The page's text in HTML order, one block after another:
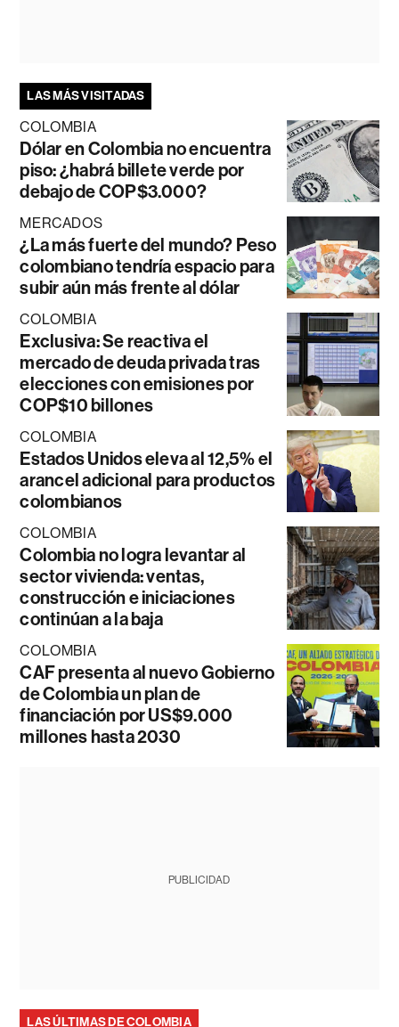
LAS MÁS VISITADAS
COLOMBIA
Dólar en Colombia no encuentra
piso: ¿habrá billete verde por
debajo de COP$3.000?
MERCADOS
¿La más fuerte del mundo? Peso
colombiano tendría espacio para
subir aún más frente al dólar
COLOMBIA
Exclusiva: Se reactiva el
mercado de deuda privada tras
elecciones con emisiones por
COP$10 billones
COLOMBIA
Estados Unidos eleva al 12,5% el
arancel adicional para productos
colombianos
COLOMBIA
Colombia no logra levantar al
sector vivienda: ventas,
construcción e iniciaciones
continúan a la baja
COLOMBIA
CAF presenta al nuevo Gobierno
de Colombia un plan de
financiación por US$9.000
millones hasta 2030
PUBLICIDAD
LAS ÚLTIMAS DE COLOMBIA